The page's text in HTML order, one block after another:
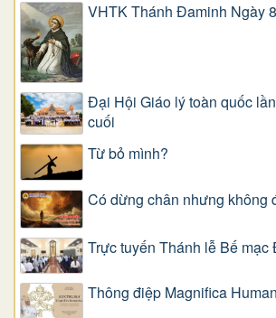
VHTK Thánh Đaminh Ngày
Đại Hội Giáo lý toàn quốc
cuối
Từ bỏ mình?
Có dừng chân nhưng không
Trực tuyến Thánh lễ Bế
Thông điệp Magnifica